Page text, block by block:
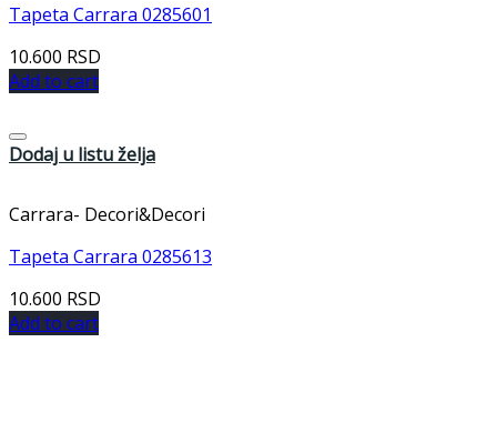
Tapeta Carrara 0285601
10.600 RSD
Add to cart
Dodaj u listu želja
Carrara- Decori&Decori
Tapeta Carrara 0285613
10.600 RSD
Add to cart